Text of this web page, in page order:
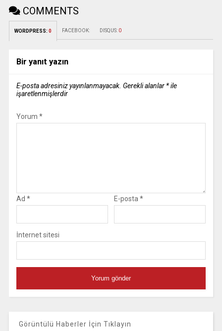
COMMENTS
WORDPRESS: 0 FACEBOOK: DISQUS: 0
Bir yanıt yazın
E-posta adresiniz yayınlanmayacak. Gerekli alanlar *ile
işaretlenmişlerdir
Yorum *
Ad * E-posta*
İnternet sitesi
Görüntülü Haberler İçin Tıklayın